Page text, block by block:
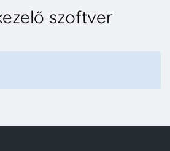
szoftver